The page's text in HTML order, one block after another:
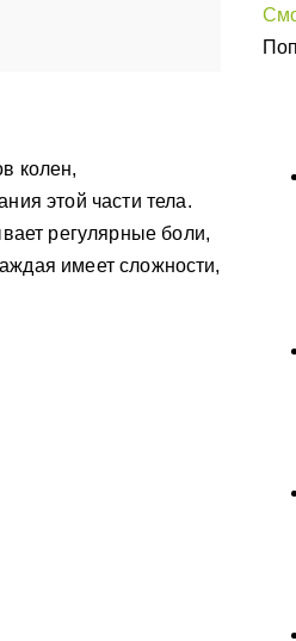
колен,
этой части тела.
регулярные боли,
имеет сложности,